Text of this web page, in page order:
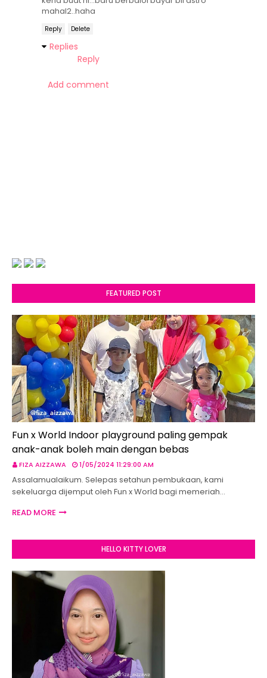
mahal2..haha
Reply Delete
Replies
Reply
Add comment
FEATURED POST
Fun x World Indoor playground paling gempak
anak-anak boleh main dengan bebas
FIZA AIZZAWA 1/05/2024 11:29:00 AM
Assalamualaikum. Selepas setahun pembukaan, kami
sekeluarga dijemput oleh Fun x World bagi memeriah…
READ MORE
HELLO KITTY LOVER